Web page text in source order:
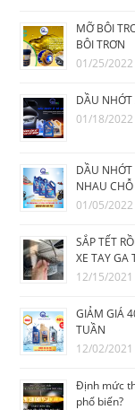
MỠ BÔI
BÔI TRƠN
01/25/2022
DẦU NHỚT
01/18/2022
DẦU NHỚT
NHAU
01/05/2022
SẮP TẾT
XE TAY GA
12/15/2021
GIẢM GIÁ
TUẦN
12/02/2021
Định mức
phổ biến?